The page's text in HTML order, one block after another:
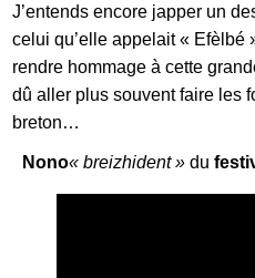
J’entends encore japper un
celui qu’elle appelait « Efèlbé
rendre hommage à cette
dû aller plus souvent faire les
breton…
Nono« breizhident »du